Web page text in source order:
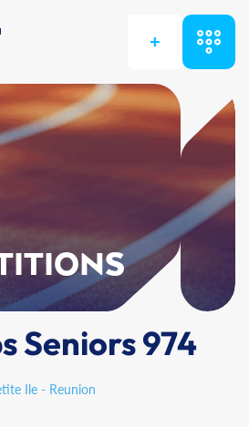
+
Seniors 974
Ile - Reunion